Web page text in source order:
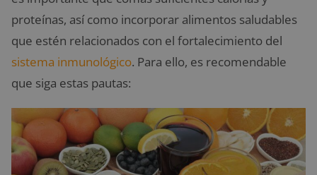
proteínas, así como incorporar alimentos saludables
que estén relacionados con el fortalecimiento del
sistema inmunológico. Para ello, es recomendable
que siga estas pautas: